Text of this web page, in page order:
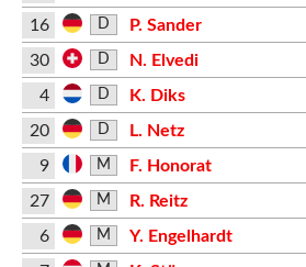
16 D
P. Sander
30
D
N. Elvedi
4
D
K. Diks
20
D L. Netz
9 M F. Honorat
27 M R. Reitz
6 M
Y. Engelhardt